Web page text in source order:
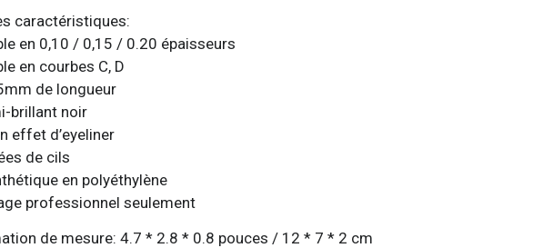
caractéristiques:
en 0,10 / 0,15 / 0.20 épaisseurs
en courbes C, D
de longueur
brillant noir
effet d’eyeliner
de cils
en polyéthylène
professionnel seulement
de mesure: 4.7 * 2.8 * 0.8 pouces / 12 * 7 * 2 cm